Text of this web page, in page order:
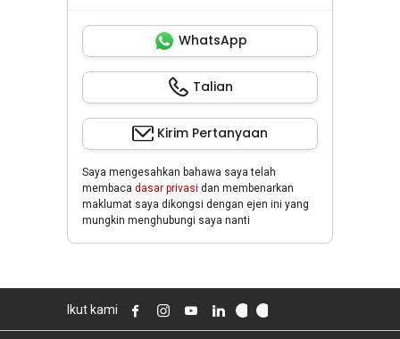
WhatsApp
Talian
Kirim Pertanyaan
Saya mengesahkan bahawa saya telah
membaca dasar privasi dan membenarkan
maklumat saya dikongsi dengan ejen ini yang
mungkin menghubungi saya nanti
Ikut kami